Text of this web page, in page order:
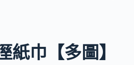
紙巾【多圖】